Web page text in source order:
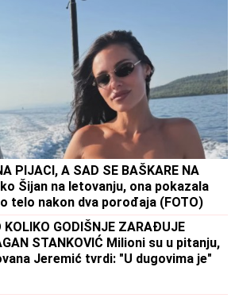
PIJACI, A SAD SE BAŠKARE NA
Šijan na letovanju, ona pokazala
telo nakon dva porođaja (FOTO)
KOLIKO GODIŠNJE ZARAĐUJE
STANKOVIĆ Milioni su u pitanju,
Jeremić tvrdi: "U dugovima je"